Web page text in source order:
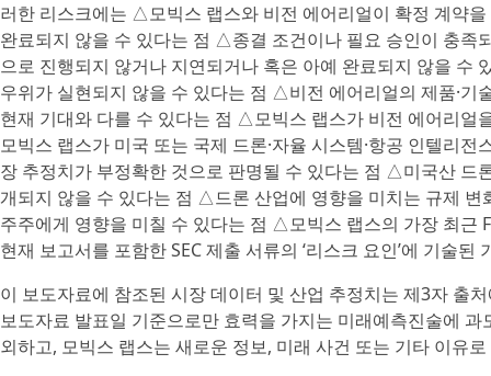
러한 리스크에는 △모빅스 랩스와 비전 에어리얼이 확정 계약
완료되지 않을 수 있다는 점 △종결 조건이나 필요 승인이 충
으로 진행되지 않거나 지연되거나 혹은 아예 완료되지 않을 수
우위가 실현되지 않을 수 있다는 점 △비전 에어리얼의 제품·기
현재 기대와 다를 수 있다는 점 △모빅스 랩스가 비전 에어리
모빅스 랩스가 미국 또는 국제 드론·자율 시스템·항공 인텔리
장 추정치가 부정확한 것으로 판명될 수 있다는 점 △미국산 드
개되지 않을 수 있다는 점 △드론 산업에 영향을 미치는 규제
주주에게 영향을 미칠 수 있다는 점 △모빅스 랩스의 가장 최
현재 보고서를 포함한 SEC 제출 서류의 ‘리스크 요인’에 기술된
이 보도자료에 참조된 시장 데이터 및 산업 추정치는 제3자 출
보도자료 발표일 기준으로만 효력을 가지는 미래예측진술에
외하고, 모빅스 랩스는 새로운 정보, 미래 사건 또는 기타 이유